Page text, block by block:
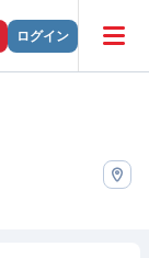
ログイン